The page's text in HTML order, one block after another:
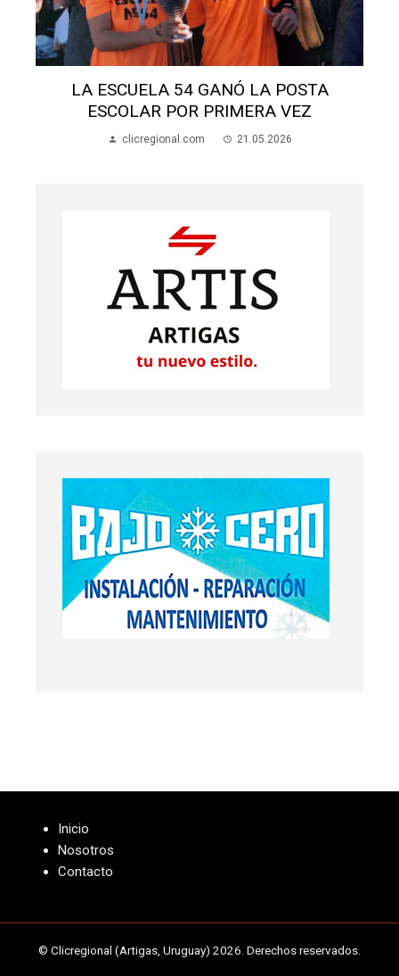
ESTE MIÉRCOLES SE CORRE LA 50ª
POSTA ESCOLAR
clicregional.com 21.05.2026
Inicio
Nosotros
Contacto
© Clicregional (Artigas, Uruguay) 2026. Derechos reservados.